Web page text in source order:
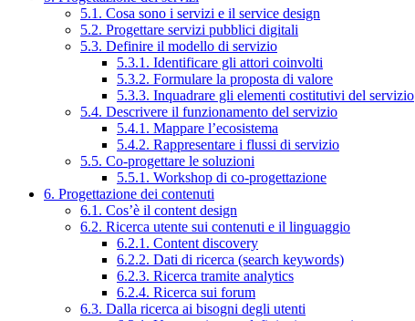
5.1. Cosa sono i servizi e il service design
5.2. Progettare servizi pubblici digitali
5.3. Definire il modello di servizio
5.3.1. Identificare gli attori coinvolti
5.3.2. Formulare la proposta di valore
5.3.3. Inquadrare gli elementi costitutivi del servizio
5.4. Descrivere il funzionamento del servizio
5.4.1. Mappare l’ecosistema
5.4.2. Rappresentare i flussi di servizio
5.5. Co-progettare le soluzioni
5.5.1. Workshop di co-progettazione
6. Progettazione dei contenuti
6.1. Cos’è il content design
6.2. Ricerca utente sui contenuti e il linguaggio
6.2.1. Content discovery
6.2.2. Dati di ricerca (search keywords)
6.2.3. Ricerca tramite analytics
6.2.4. Ricerca sui forum
6.3. Dalla ricerca ai bisogni degli utenti